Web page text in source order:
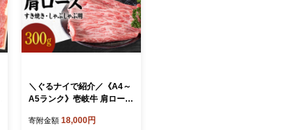
＼ぐるナイで紹介／《A4～
A5ランク》壱岐牛 肩ロース
ゃぶ） 《壱岐市》【壱岐市
寄附金額 18,000円